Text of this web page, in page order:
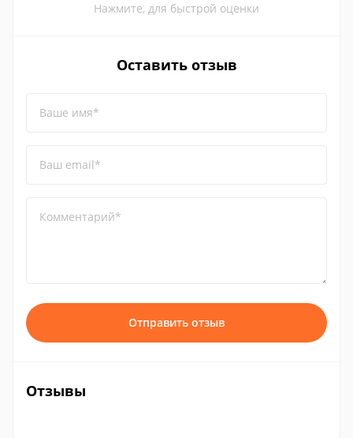
Нажмите, для быстрой оценки
Оставить отзыв
Ваше имя*
Ваш email*
Комментарий*
Отправить отзыв
Отзывы